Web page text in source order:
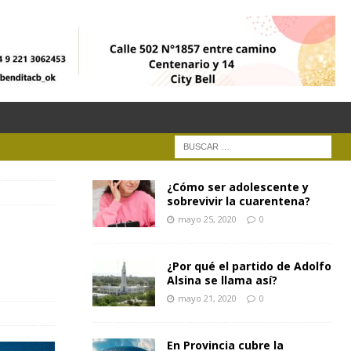
¿Cómo ser adolescente y
sobrevivir la cuarentena?
mayo 25, 2020 0
¿Por qué el partido de Adolfo
Alsina se llama así?
mayo 21, 2020 0
En Provincia cubre la